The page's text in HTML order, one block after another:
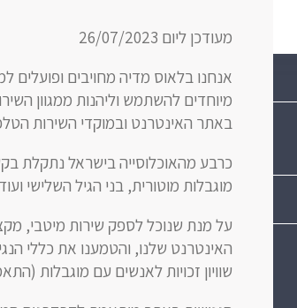
מעודכן ליום 26/07/2023
אנחנו בלאוס מדיה מחויבים ופועלים
מיוחדים להשתמש וליהנות ממגוון
באתר האינטרנט ובמוקדי השירות
כרבע מהאוכלוסייה בישראל נתקלת
מוגבלות מוטורית, בני הגיל השלישי
על מנת שנוכל לספק שירות מיטבי,
האינטרנט שלנו, והטמענו את כללי
שוויון זכויות לאנשים עם מוגבלות (התאמות נגישות